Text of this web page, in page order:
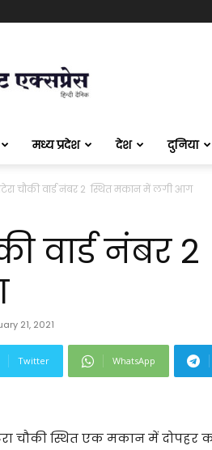
एक्सप्रेस
मध्य प्रदेश देश दुनिया
चौकी वार्ड नंबर 2 स्थित मकान में लगी आग
वार्ड
21, 2021
Twitter WhatsApp
चौकी स्थित एक मकान में